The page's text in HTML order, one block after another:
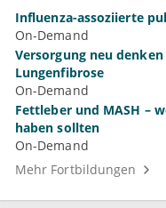
Influenza-assoziierte
On-Demand
Versorgung neu
Lungenfibrose
On-Demand
Fettleber und MASH –
haben sollten
On-Demand
Mehr Fortbildungen